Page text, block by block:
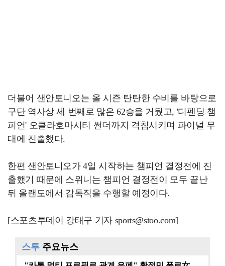
더불어 샌안토니오는 올 시즌 탄탄한 수비를 바탕으로
구단 역사상 세 번째로 많은 62승을 거뒀고, '디펜딩 챔
피언' 오클라호마시티 썬더까지 격침시키며 파이널 무
대에 진출했다.
한편 샌안토니오가 4일 시작하는 챔피언 결정전에 진
출했기 때문에 스위니는 챔피언 결정전이 모두 끝난
뒤 올랜도에서 감독직을 수행할 예정이다.
[스포츠투데이 강태구 기자 sports@stoo.com]
스투 주요뉴스